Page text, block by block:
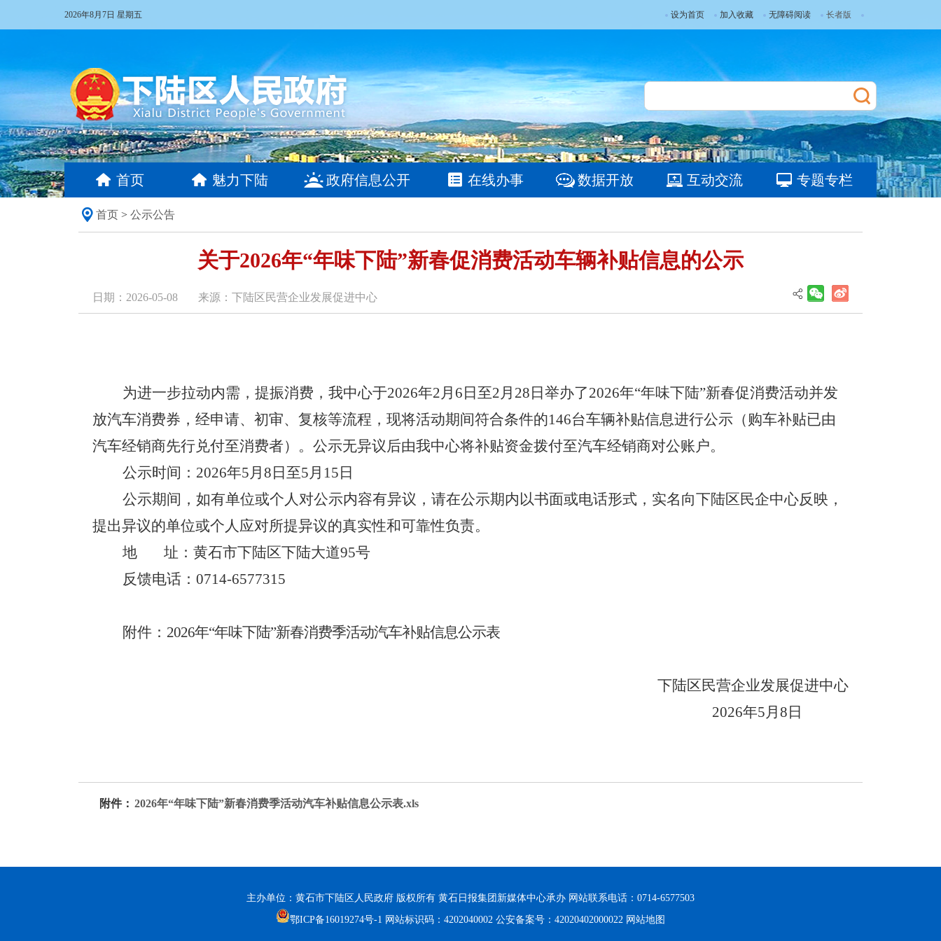
2026年8月7日 星期五 设为首页 加入收藏 无障碍阅读 长者版
首页 魅力下陆 政府信息公开 在线办事 数据开放 互动交流 专题专栏
首页 > 公示公告
关于2026年“年味下陆”新春促消费活动车辆补贴信息的公示
日期：2026-05-08 来源：下陆区民营企业发展促进中心
为进一步拉动内需，提振消费，我中心于2026年2月6日至2月28日举办了2026年“年味下陆”新春促消费活动并发
放汽车消费券，经申请、初审、复核等流程，现将活动期间符合条件的146台车辆补贴信息进行公示（购车补贴已由
汽车经销商先行兑付至消费者）。公示无异议后由我中心将补贴资金拨付至汽车经销商对公账户。
公示时间：2026年5月8日至5月15日
公示期间，如有单位或个人对公示内容有异议，请在公示期内以书面或电话形式，实名向下陆区民企中心反映，
提出异议的单位或个人应对所提异议的真实性和可靠性负责。
地
址：黄石市下陆区下陆大道95号
反馈电话：0714-6577315
附件： 2026年“年味下陆”新春消费季活动汽车补贴信息公示表
下陆区民营企业发展促进中心
2026年5月8日
附件： 2026年“年味下陆”新春消费季活动汽车补贴信息公示表.xls
主办单位：黄石市下陆区人民政府 版权所有 黄石日报集团新媒体中心承办 网站联系电话：0714-6577503
鄂ICP备16019274号-1 网站标识码：4202040002 公安备案号：42020402000022 网站地图